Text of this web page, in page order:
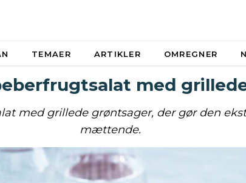
TEMAER ARTIKLER OMREGNER
med
med grillede grøntsager, der gør den
mættende.